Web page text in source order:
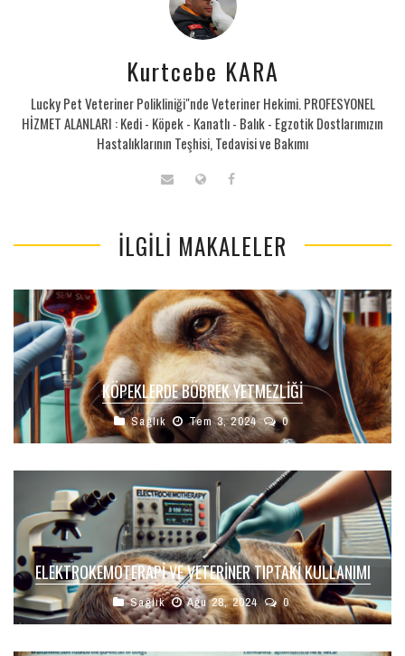
Kurtcebe KARA
Lucky Pet Veteriner Polikliniği"nde Veteriner Hekimi. PROFESYONEL
HİZMET ALANLARI : Kedi - Köpek - Kanatlı - Balık - Egzotik Dostlarımızın
Hastalıklarının Teşhisi, Tedavisi ve Bakımı
İLGILI MAKALELER
KÖPEKLERDE BÖBREK YETMEZLIĞI
Sağlık Tem 3, 2024 0
ELEKTROKEMOTERAPI VE VETERINER TIPTAKI KULLANIMI
Sağlık Ağu 28, 2024 0